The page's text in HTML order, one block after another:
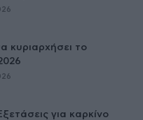
κυριαρχήσει το
για καρκίνο